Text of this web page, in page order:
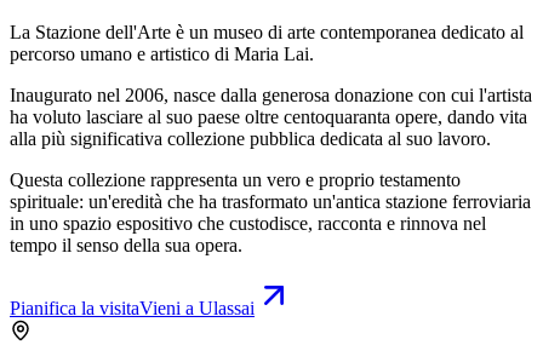
La Stazione dell'Arte è un museo di arte contemporanea dedicato al
percorso umano e artistico di Maria Lai.
Inaugurato nel 2006, nasce dalla generosa donazione con cui l'artista
ha voluto lasciare al suo paese oltre centoquaranta opere, dando vita
alla più significativa collezione pubblica dedicata al suo lavoro.
Questa collezione rappresenta un vero e proprio testamento
spirituale: un'eredità che ha trasformato un'antica stazione ferroviaria
in uno spazio espositivo che custodisce, racconta e rinnova nel
tempo il senso della sua opera.
Pianifica la visitaVieni a Ulassai